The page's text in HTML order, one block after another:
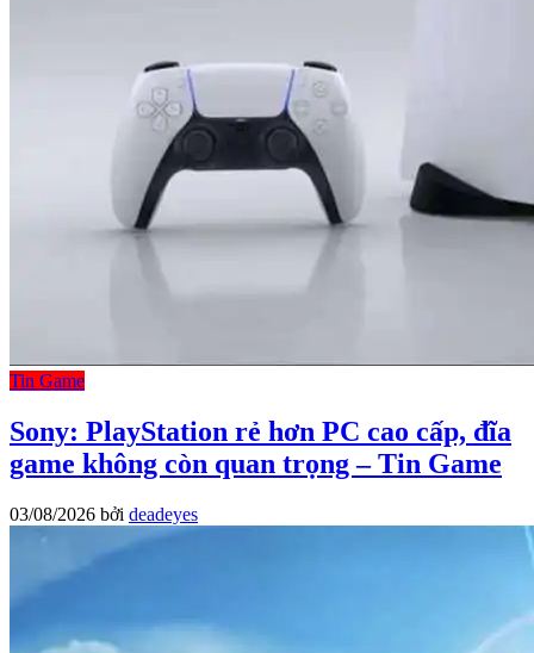
Tin Game
Sony: PlayStation rẻ hơn PC cao cấp, đĩa
game không còn quan trọng – Tin Game
03/08/2026 bởi deadeyes